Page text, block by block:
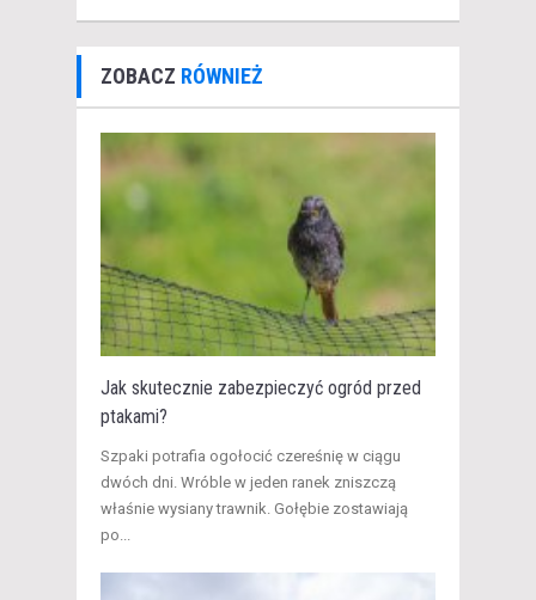
ZOBACZ RÓWNIEŻ
Jak skutecznie zabezpieczyć ogród przed
ptakami?
​Szpaki potrafia ogołocić czereśnię w ciągu
dwóch dni. Wróble w jeden ranek zniszczą
właśnie wysiany trawnik. Gołębie zostawiają
po...